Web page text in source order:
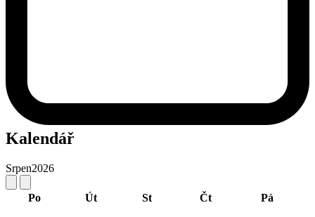
Kalendář
Srpen2026
Po Út St Čt Pá